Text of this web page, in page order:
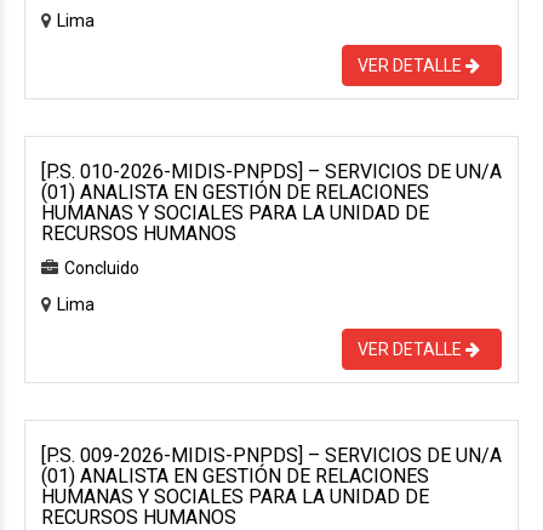
Lima
VER DETALLE
[P.S. 010-2026-MIDIS-PNPDS] – SERVICIOS DE UN/A
(01) ANALISTA EN GESTIÓN DE RELACIONES
HUMANAS Y SOCIALES PARA LA UNIDAD DE
RECURSOS HUMANOS
Concluido
Lima
VER DETALLE
[P.S. 009-2026-MIDIS-PNPDS] – SERVICIOS DE UN/A
(01) ANALISTA EN GESTIÓN DE RELACIONES
HUMANAS Y SOCIALES PARA LA UNIDAD DE
RECURSOS HUMANOS